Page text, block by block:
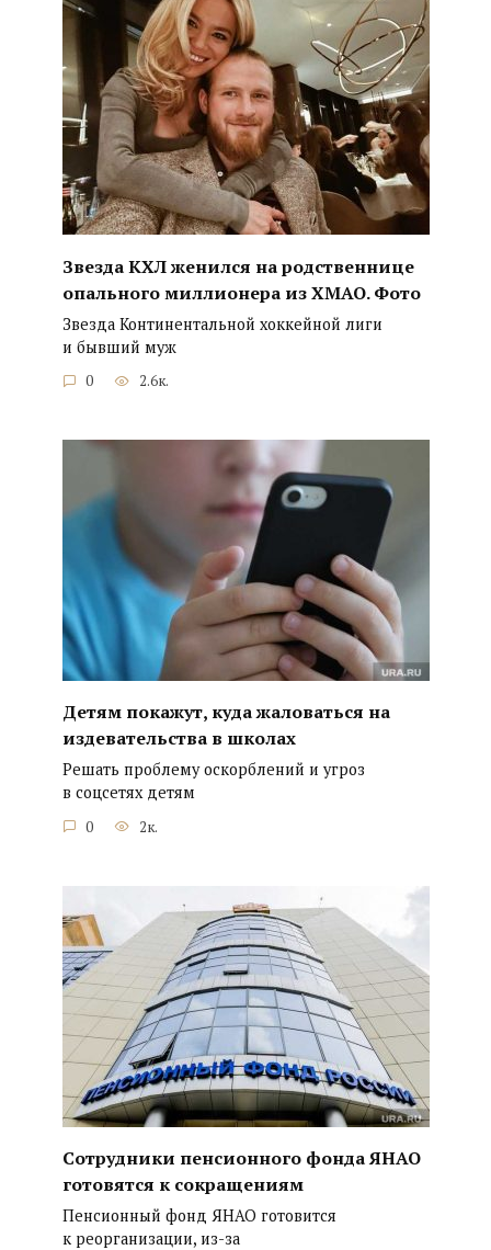
Звезда КХЛ женился на родственнице
опального миллионера из ХМАО. Фото
Звезда Континентальной хоккейной лиги
и бывший муж
0 2.6к.
Детям покажут, куда жаловаться на
издевательства в школах
Решать проблему оскорблений и угроз
в соцсетях детям
0 2к.
Сотрудники пенсионного фонда ЯНАО
готовятся к сокращениям
Пенсионный фонд ЯНАО готовится
к реорганизации, из-за